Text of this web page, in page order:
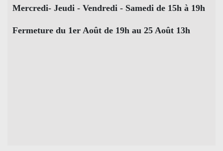
Mercredi- Jeudi - Vendredi - Samedi de 15h à 19h
Fermeture du 1er Août de 19h au 25 Août 13h